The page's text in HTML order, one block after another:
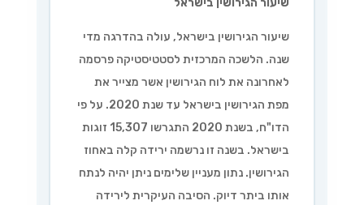
שיעור הגירושין בישראל, עולה בהדרגה מדי
שנה. הלשכה המרכזית לסטטיסטיקה פרסמה
לאחרונה את לוח הגירושין אשר מצייר את
מפת הגירושין בישראל עד שנת 2020. על פי
הדו"ח, בשנת 2020 התגרשו 15,307 זוגות
בישראל. בשנה זו נרשמה ירידה קלה באחוז
הגירושין. נתון מעניין שלימים ניתן יהיה לנתח
אותו ביתר דיוק. הסיבה העיקרית לירידה